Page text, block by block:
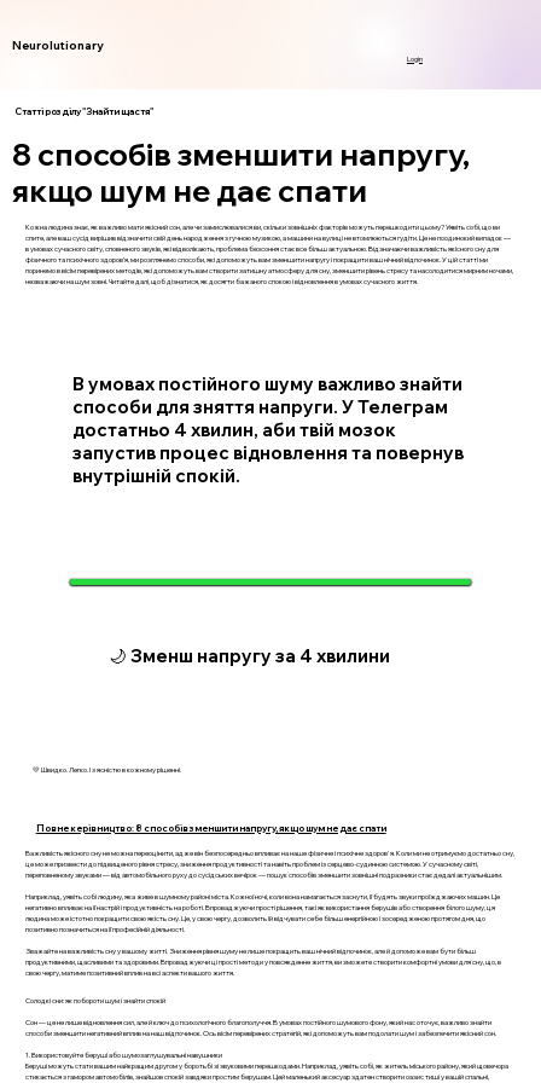
Neurolutionary
Login
Статті розділу "Знайти щастя"
8 способів зменшити напругу,
якщо шум не дає спати
Кожна людина знає, як важливо мати якісний сон, але чи замислювалися ви, скільки зовнішніх факторів можуть перешкодити цьому? Уявіть собі, що ви
спите, але ваш сусід вирішив відзначити свій день народження з гучною музикою, а машини на вулиці не втомлюються гудіти. Це не поодинокий випадок —
в умовах сучасного світу, сповненого звуків, які відволікають, проблема безсоння стає все більш актуальною. Відзначаючи важливість якісного сну для
фізичного та психічного здоров’я, ми розглянемо способи, які допоможуть вам зменшити напругу і покращити ваш нічний відпочинок. У цій статті ми
поринемо в вісім перевірених методів, які допоможуть вам створити затишну атмосферу для сну, зменшити рівень стресу та насолодитися мирним ночами,
незважаючи на шум зовні. Читайте далі, щоб дізнатися, як досягти бажаного спокою і відновлення в умовах сучасного життя.
В умовах постійного шуму важливо знайти
способи для зняття напруги. У Телеграм
достатньо 4 хвилин, аби твій мозок
запустив процес відновлення та повернув
внутрішній спокій.
🌙 Зменш напругу за 4 хвилини
💛 Швидко. Легко. І з ясністю в кожному рішенні.
Повне керівництво: 8 способів зменшити напругу, якщо шум не дає спати
Важливість якісного сну не можна переоцінити, адже він безпосередньо впливає на наше фізичне і психічне здоров'я. Коли ми не отримуємо достатньо сну,
це може призвести до підвищеного рівня стресу, зниження продуктивності та навіть проблем із серцево-судинною системою. У сучасному світі,
переповненому звуками — від автомобільного руху до сусідських вечірок — пошук способів зменшити зовнішні подразники стає дедалі актуальнішим.
Наприклад, уявіть собі людину, яка живе в шумному районі міста. Кожної ночі, коли вона намагається заснути, її будять звуки проїжджаючих машин. Це
негативно впливає на її настрій і продуктивність на роботі. Впроваджуючи прості рішення, такі як використання берушів або створення білого шуму, ця
людина може істотно покращити свою якість сну. Це, у свою чергу, дозволить їй відчувати себе більш енергійною і зосередженою протягом дня, що
позитивно позначиться на її професійній діяльності.
Зважайте на важливість сну у вашому житті. Зниження рівня шуму не лише покращить ваш нічний відпочинок, але й допоможе вам бути більш
продуктивними, щасливими та здоровими. Впроваджуючи ці прості методи у повсякденне життя, ви зможете створити комфортні умови для сну, що, в
свою чергу, матиме позитивний вплив на всі аспекти вашого життя.
Солодкі сни: як побороти шум і знайти спокій
Сон — це не лише відновлення сил, але й ключ до психологічного благополуччя. В умовах постійного шумового фону, який нас оточує, важливо знайти
способи зменшити негативний вплив на наш відпочинок. Ось вісім перевірених стратегій, які допоможуть вам подолати шум і забезпечити якісний сон.
1. Використовуйте беруші або шумозаглушувальні навушники
Беруші можуть стати вашим найкращим другом у боротьбі зі звуковими перешкодами. Наприклад, уявіть собі, як житель міського району, який щовечора
стикається з гамором автомобілів, знайшов спокій завдяки простим берушам. Цей маленький аксесуар здатен створити оазис тиші у вашій спальні,